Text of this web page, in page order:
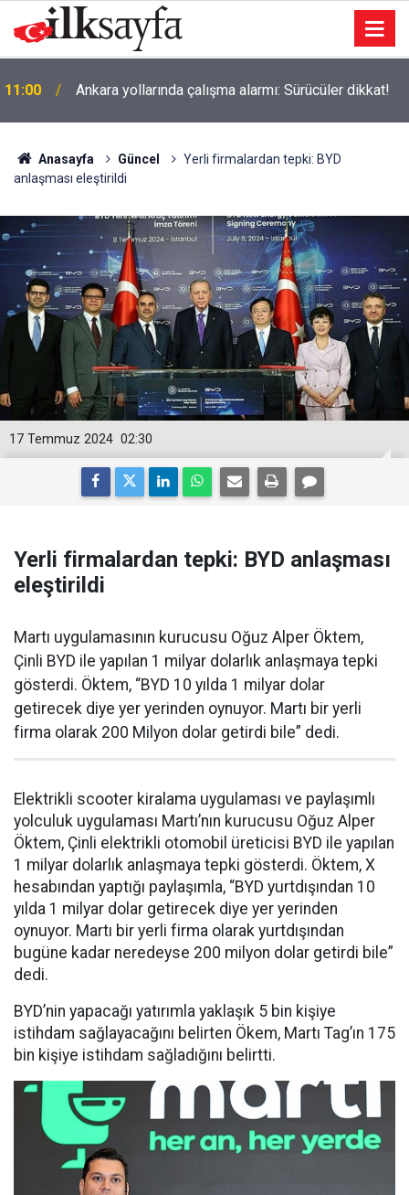
11:00 Ankara yollarında çalışma alarmı: Sürücüler dikkat!
Anasayfa Güncel
Yerli firmalardan tepki: BYD
anlaşması eleştirildi
02:30
17 Temmuz 2024
Yerli firmalardan tepki: BYD anlaşması
eleştirildi
Martı uygulamasının kurucusu Oğuz Alper Öktem,
Çinli BYD ile yapılan 1 milyar dolarlık anlaşmaya tepki
gösterdi. Öktem, “BYD 10 yılda 1 milyar dolar
getirecek diye yer yerinden oynuyor. Martı bir yerli
firma olarak 200 Milyon dolar getirdi bile” dedi.
Elektrikli scooter kiralama uygulaması ve paylaşımlı
yolculuk uygulaması Martı’nın kurucusu Oğuz Alper
Öktem, Çinli elektrikli otomobil üreticisi BYD ile yapılan
1 milyar dolarlık anlaşmaya tepki gösterdi. Öktem, X
hesabından yaptığı paylaşımla, “BYD yurtdışından 10
yılda 1 milyar dolar getirecek diye yer yerinden
oynuyor. Martı bir yerli firma olarak yurtdışından
bugüne kadar neredeyse 200 milyon dolar getirdi bile”
dedi.
BYD’nin yapacağı yatırımla yaklaşık 5 bin kişiye
istihdam sağlayacağını belirten Ökem, Martı Tag’ın 175
bin kişiye istihdam sağladığını belirtti.